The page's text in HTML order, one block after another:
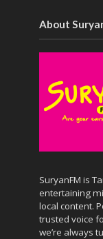
About
SuryanFM is
entertaining
local content.
trusted voice
we’re always